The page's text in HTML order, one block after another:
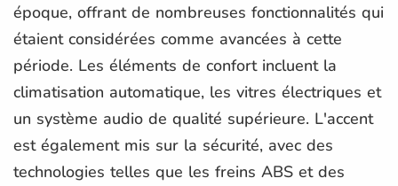
époque, offrant de nombreuses fonctionnalités qui
étaient considérées comme avancées à cette
période. Les éléments de confort incluent la
climatisation automatique, les vitres électriques et
un système audio de qualité supérieure. L'accent
est également mis sur la sécurité, avec des
technologies telles que les freins ABS et des